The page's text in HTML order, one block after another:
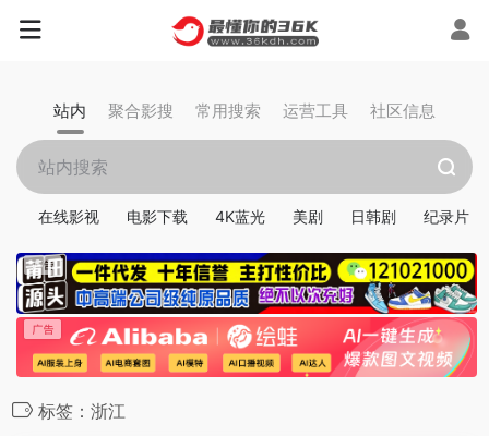
站内 聚合影搜 常用搜索 运营工具 社区信息
在线影视 电影下载 4K蓝光 美剧 日韩剧 纪录片
标签：浙江